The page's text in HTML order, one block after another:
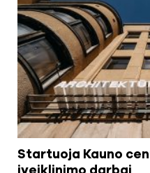
Startuoja Kauno